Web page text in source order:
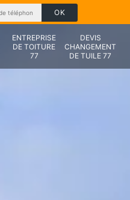
ENTREPRISE
DE TOITURE
77
DEVIS
CHANGEMENT
DE TUILE 77